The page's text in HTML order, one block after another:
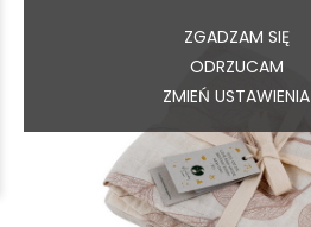
ZGADZAM SIĘ
ODRZUCAM
ZMIEŃ USTAWIENIA